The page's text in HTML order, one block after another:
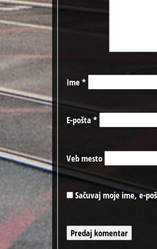
Ime*
E-pošta*
Veb mesto
Sačuvaj moje ime, e-